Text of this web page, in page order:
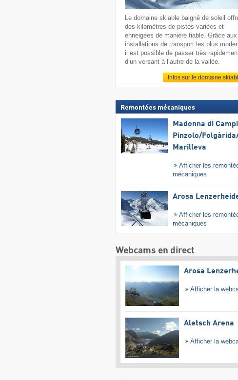
Le domaine skiable baigné de soleil
des kilomètres de pistes variées et
enneigées de manière fiable. Grâce aux
installations de transport les plus
il est possible de passer très
d’un versant à l’autre de la vallée.
Infos sur le domaine
Remontées mécaniques
Madonna di
Pinzolo/​
Marilleva
Afficher les
mécaniques
Arosa
Afficher les
mécaniques
Webcams en direct
Arosa
Afficher la
Aletsch Arena
Afficher la